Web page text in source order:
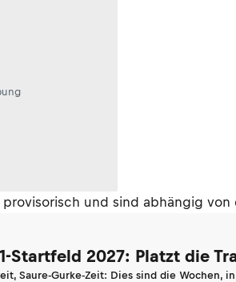
und sind abhängig
Startfeld 2027: Platzt die
Saure-Gurke-Zeit: Dies sind die